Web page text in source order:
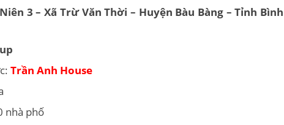
3 – Xã Trừ Văn Thời – Huyện Bàu Bàng – Tỉnh Bình
Trần Anh House
nhà phố